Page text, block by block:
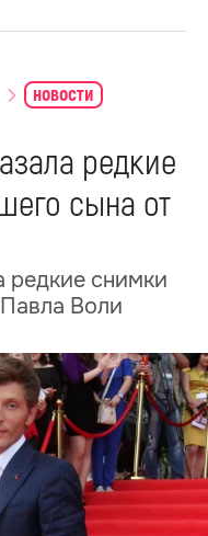
новости
редкие
сына от
редкие снимки
Воли